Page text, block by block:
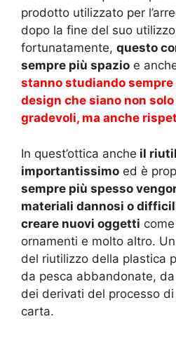
prodotto utilizzato per
dopo la fine del suo
fortunatamente, questo
sempre più spazio e
stanno studiando
design che siano non
gradevoli, ma anche
In quest’ottica anche il
importantissimo ed è
sempre più spesso
materiali dannosi o
creare nuovi oggetti
ornamenti e molto altro.
del riutilizzo della plastica
da pesca abbandonate,
dei derivati del processo
carta.